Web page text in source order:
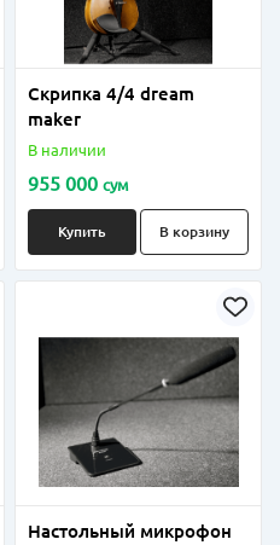
Скрипка 4/4 dream
maker
В наличии
955 000 сум
Купить В корзину
Настольный микрофон